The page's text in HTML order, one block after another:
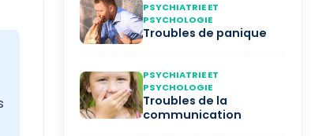
PSYCHIATRIE ET
PSYCHOLOGIE
Troubles de panique
PSYCHIATRIE ET
PSYCHOLOGIE
Troubles de la
communication